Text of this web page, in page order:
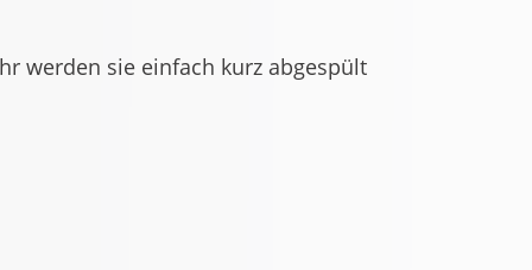
werden sie einfach kurz abgespült